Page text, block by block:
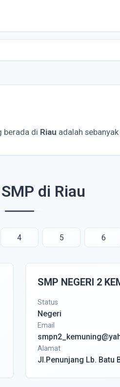
berada di Riau adalah
di Riau
4 5 6
SMP NEGERI 2
Status
Negeri
Email
Alamat
Jl.Penunjang Lb. Batu